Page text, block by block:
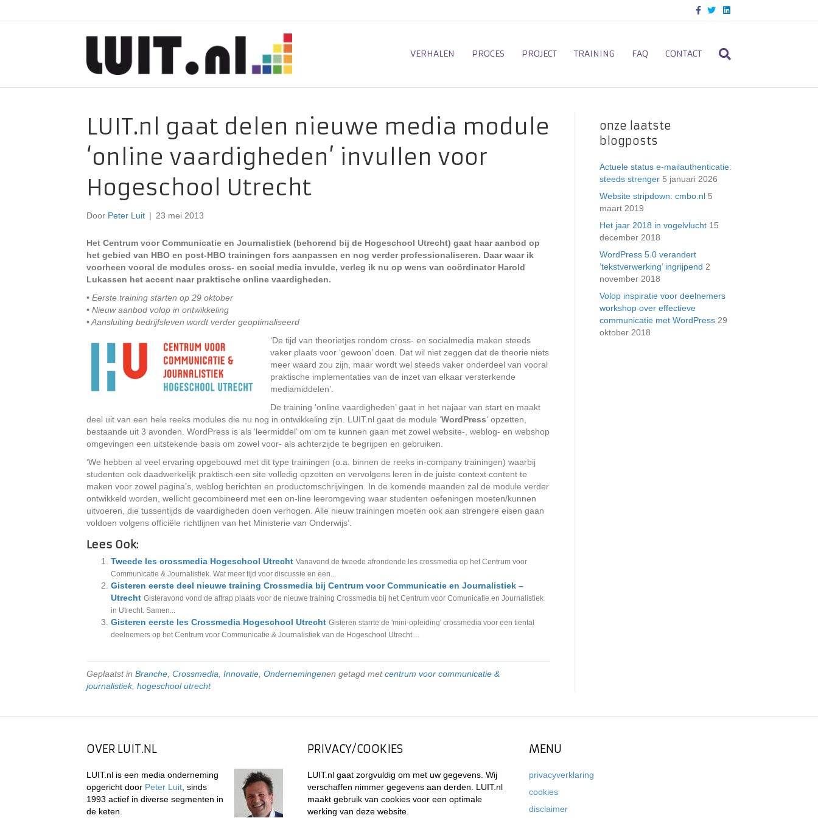
c
o
o
T
i
e
L
n
d
VERHALEN PROCES PROJECT TRAINING FAQ CONTACT
LUIT.nl gaat delen nieuwe media module
‘online vaardigheden’ invullen voor
Hogeschool Utrecht
Door Peter Luit | 23 mei 2013
Het Centrum voor Communicatie en Journalistiek (behorend bij de Hogeschool Utrecht) gaat haar aanbod op
het gebied van HBO en post-HBO trainingen fors aanpassen en nog verder professionaliseren. Daar waar ik
voorheen vooral de modules cross- en social media invulde, verleg ik nu op wens van coördinator Harold
Lukassen het accent naar praktische online vaardigheden.
• Eerste training starten op 29 oktober
• Nieuw aanbod volop in ontwikkeling
• Aansluiting bedrijfsleven wordt verder geoptimaliseerd
‘De tijd van theorietjes rondom cross- en socialmedia maken steeds
vaker plaats voor ‘gewoon’ doen. Dat wil niet zeggen dat de theorie niets
meer waard zou zijn, maar wordt wel steeds vaker onderdeel van vooral
praktische implementaties van de inzet van elkaar versterkende
mediamiddelen’.
De training ‘online vaardigheden’ gaat in het najaar van start en maakt
deel uit van een hele reeks modules die nu nog in ontwikkeling zijn. LUIT.nl gaat de module ‘WordPress‘ opzetten,
bestaande uit 3 avonden. WordPress is als ‘leermiddel’ om om te kunnen gaan met zowel website-, weblog- en webshop
omgevingen een uitstekende basis om zowel voor- als achterzijde te begrijpen en gebruiken.
‘We hebben al veel ervaring opgebouwd met dit type trainingen (o.a. binnen de reeks in-company trainingen) waarbij
studenten ook daadwerkelijk praktisch een site volledig opzetten en vervolgens leren in de juiste context content te
maken voor zowel pagina’s, weblog berichten en productomschrijvingen. In de komende maanden zal de module verder
ontwikkeld worden, wellicht gecombineerd met een on-line leeromgeving waar studenten oefeningen moeten/kunnen
uitvoeren, die tussentijds de vaardigheden doen verhogen. Alle nieuw trainingen moeten ook aan strengere eisen gaan
voldoen volgens officiële richtlijnen van het Ministerie van Onderwijs’.
Lees Ook:
Tweede les crossmedia Hogeschool Utrecht Vanavond de tweede afrondende les crossmedia op het Centrum voor
Communicatie & Journalistiek. Wat meer tijd voor discussie en een...
Gisteren eerste deel nieuwe training Crossmedia bij Centrum voor Communicatie en Journalistiek –
Utrecht Gisteravond vond de aftrap plaats voor de nieuwe training Crossmedia bij het Centrum voor Comunicatie en Journalistiek
in Utrecht. Samen...
Gisteren eerste les Crossmedia Hogeschool Utrecht Gisteren starrte de 'mini-opleiding' crossmedia voor een tiental
deelnemers op het Centrum voor Communicatie & Journalistiek van de Hogeschool Utrecht....
Geplaatst in Branche Crossmedia Innovatie Ondernemingenen getagd metcentrum voor communicatie &
journalistiek, hogeschool utrecht
onze laatste
blogposts
Actuele status e-mailauthenticatie:
steeds strenger 5 januari 2026
Website stripdown: cmbo.nl 5
maart 2019
Het jaar 2018 in vogelvlucht 15
december 2018
WordPress 5.0 verandert
’tekstverwerking’ ingrijpend 2
november 2018
Volop inspiratie voor deelnemers
workshop over effectieve
communicatie met WordPress 29
oktober 2018
OVER LUIT.NL
LUIT.nl is een media onderneming
opgericht door Peter Luit , sinds
1993 actief in diverse segmenten in
de keten.
PRIVACY/COOKIES
LUIT.nl gaat zorgvuldig om met uw gegevens. Wij
verschaffen nimmer gegevens aan derden. LUIT.nl
maakt gebruik van cookies voor een optimale
werking van deze website.
MENU
privacyverklaring
cookies
disclaimer